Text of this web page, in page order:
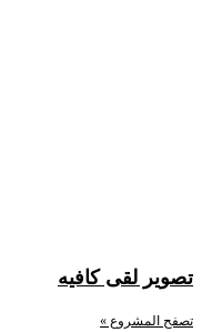
تصوير لقى كافيه
تصفح المشروع »